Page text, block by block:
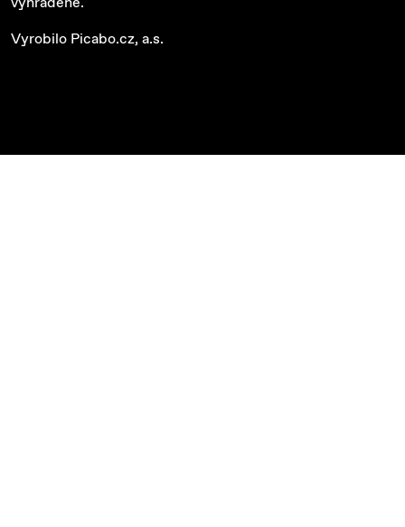
Vyrobilo Picabo.cz, a.s.